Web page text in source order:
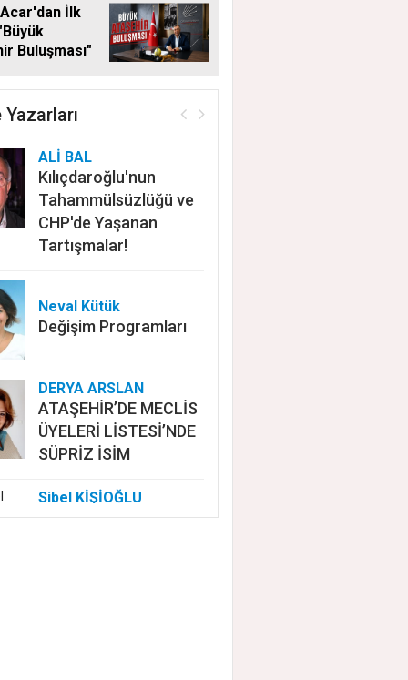
İlk
Buluşması"
Yazarları
ALİ BAL
Kılıçdaroğlu'nun
Tahammülsüzlüğü ve
CHP'de Yaşanan
Tartışmalar!
Neval Kütük
Değişim Programları
DERYA ARSLAN
ATAŞEHİR’DE MECLİS
ÜYELERİ LİSTESİ’NDE
SÜPRİZ İSİM
Sibel KİŞİOĞLU
EUROVISION'DA